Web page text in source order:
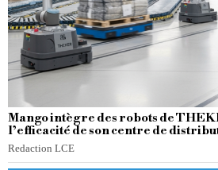
Mango intègre des robots de
l’efficacité de son centre de
Redaction LCE